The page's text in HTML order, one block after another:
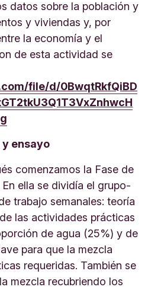
datos sobre la población y
y viviendas y, por
la economía y el
de esta actividad se
file/d/0BwqtRkfQiBD
ensayo
comenzamos la Fase de
ella se dividía el grupo-
trabajo semanales: teoría
las actividades prácticas
de agua (25%) y de
para que la mezcla
requeridas. También se
mezcla recubriendo los